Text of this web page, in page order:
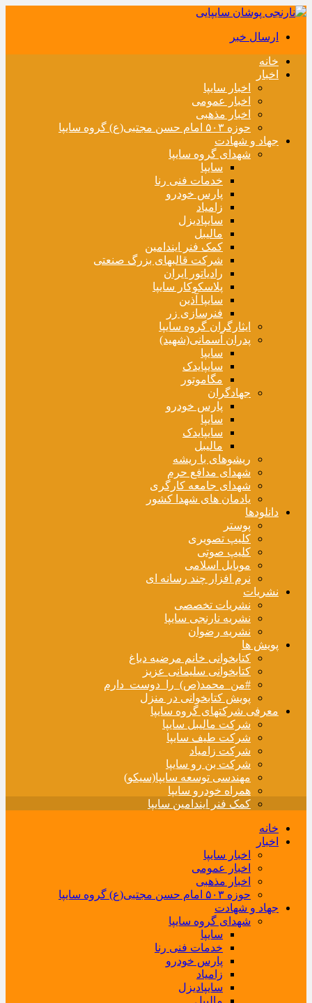
ارسال خبر
خانه
اخبار
اخبار سایپا
اخبار عمومی
اخبار مذهبی
حوزه ۵۰۳ امام حسن مجتبی(ع) گروه سایپا
جهاد و شهادت
شهدای گروه سایپا
سایپا
خدمات فنی رنا
پارس خودرو
زامیاد
سایپادیزل
مالیبل
کمک فنر ایندامین
شرکت قالبهای بزرگ صنعتی
رادیاتور ایران
پلاسکوکار سایپا
سایپا آذین
فنرسازی زر
ایثارگران گروه سایپا
پدران آسمانی(شهید)
سایپا
سایپایدک
مگاموتور
جهادگران
پارس خودرو
سایپا
سایپایدک
مالیبل
ریشوهای با ریشه
شهدای مدافع حرم
شهدای جامعه کارگری
یادمان های شهدا کشور
دانلودها
پوستر
کلیپ تصویری
کلیپ صوتی
موبایل اسلامی
نرم افزار چند رسانه ای
نشریات
نشریات تخصصی
نشریه نارنجی سایپا
نشریه رضوان
پویش ها
کتابخوانی خانم مرضیه دباغ
کتابخوانی سلیمانی عزیز
#من_محمد(ص)_را_دوست_دارم
پویش کتابخوانی در منزل
معرفی شرکتهای گروه سایپا
شرکت مالیبل سایپا
شرکت طیف سایپا
شرکت زامیاد
شرکت بن رو سایپا
مهندسی توسعه سایپا(سیکو)
همراه خودرو سایپا
کمک فنر ایندامین سایپا
خانه
اخبار
اخبار سایپا
اخبار عمومی
اخبار مذهبی
حوزه ۵۰۳ امام حسن مجتبی(ع) گروه سایپا
جهاد و شهادت
شهدای گروه سایپا
سایپا
خدمات فنی رنا
پارس خودرو
زامیاد
سایپادیزل
مالیبل